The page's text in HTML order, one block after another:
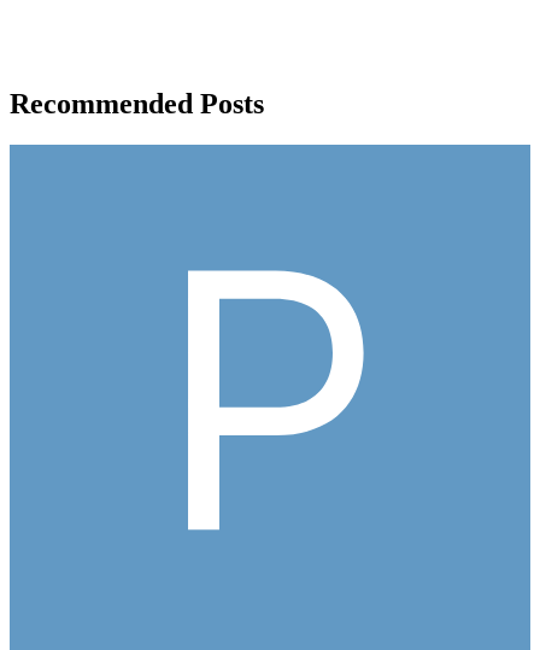
Recommended Posts